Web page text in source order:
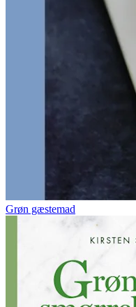
Grøn gæstemad